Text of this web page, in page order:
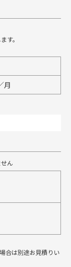
す。
月
ん
合は別途お見積りい